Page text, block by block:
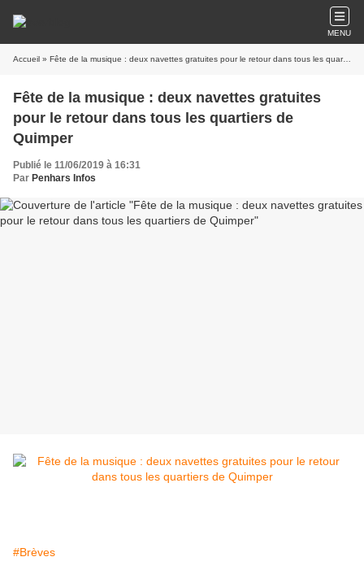
MENU
Accueil » Fête de la musique : deux navettes gratuites pour le retour dans tous les quartiers de Quimper
Fête de la musique : deux navettes gratuites
pour le retour dans tous les quartiers de
Quimper
Publié le 11/06/2019 à 16:31
Par Penhars Infos
#Brèves